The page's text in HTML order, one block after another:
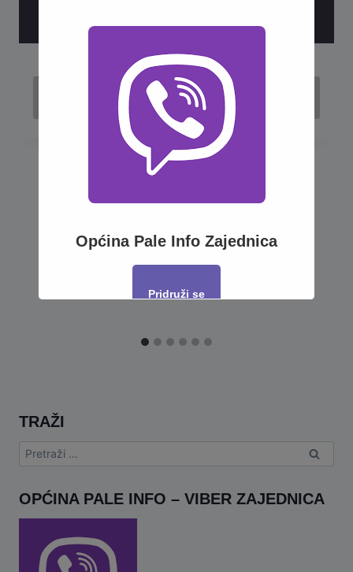
Javni oglas za izdavanje u zakup
poslovnog prostora – restorana
TRAŽI
Pretraga:
OPĆINA PALE INFO – VIBER ZAJEDNICA
Općina Pale Info Zajednica
Pridruži se
This will close in 11 seconds